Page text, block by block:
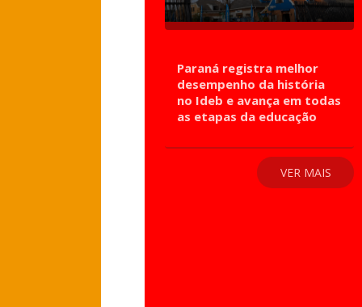
Paraná registra melhor
desempenho da história
no Ideb e avança em todas
as etapas da educação
VER MAIS